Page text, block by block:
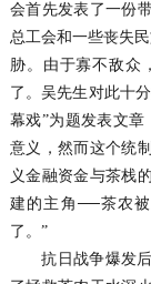
会首先发表了一份
总工会和一些丧失
胁。由于寡不敌众
了。吴先生对此十
幕戏”为题发表文章
意义，然而这个统
义金融资金与茶栈
建的主角──茶农
了。”
抗日战争爆发后